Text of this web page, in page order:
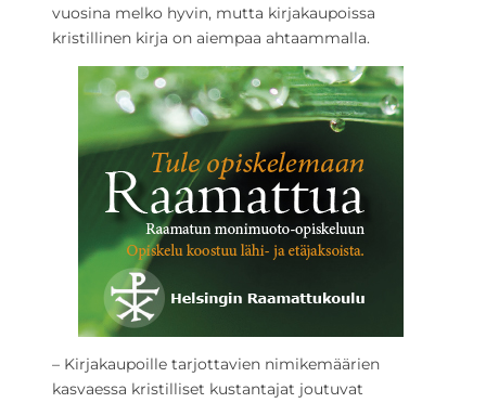
vuosina melko hyvin, mutta kirjakaupoissa
kristillinen kirja on aiempaa ahtaammalla.
– Kirjakaupoille tarjottavien nimikemäärien
kasvaessa kristilliset kustantajat joutuvat